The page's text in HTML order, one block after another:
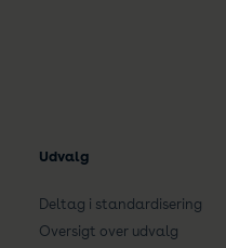
Udvalg
Deltag i standardisering
Oversigt over udvalg